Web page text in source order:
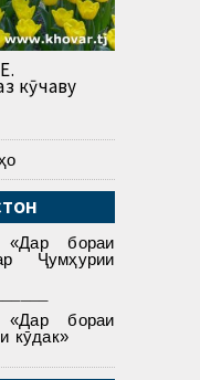
кӯчаву
«Дар бораи
Ҷумҳурии
«Дар бораи
кӯдак»